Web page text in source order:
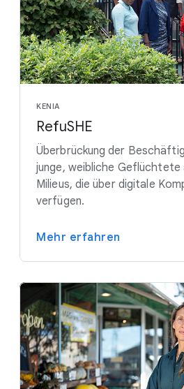
KENIA
RefuSHE
Überbrückung der
junge, weibliche
Milieus, die über digitale
verfügen.
Mehr erfahren